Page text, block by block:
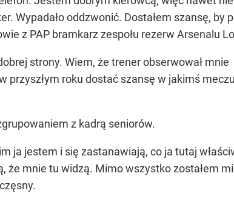
Wypadało oddzwonić. Dostałem szansę, by
z PAP bramkarz zespołu rezerw Arsenalu
strony. Wiem, że trener obserwował mnie
przyszłym roku dostać szansę w jakimś
z kadrą seniorów.
ja jestem i się zastanawiają, co ja tutaj
że mnie tu widzą. Mimo wszystko zostałem